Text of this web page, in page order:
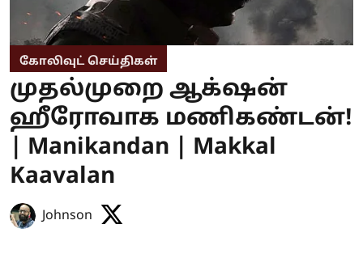
கோலிவுட் செய்திகள்
முதல்முறை ஆக்‌ஷன்
ஹீரோவாக மணிகண்டன்!
| Manikandan | Makkal
Kaavalan
Johnson